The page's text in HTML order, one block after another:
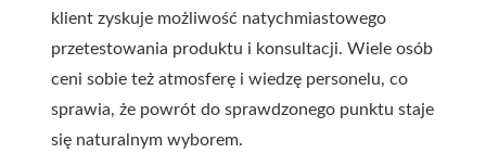
klient zyskuje możliwość natychmiastowego
przetestowania produktu i konsultacji. Wiele osób
ceni sobie też atmosferę i wiedzę personelu, co
sprawia, że powrót do sprawdzonego punktu staje
się naturalnym wyborem.